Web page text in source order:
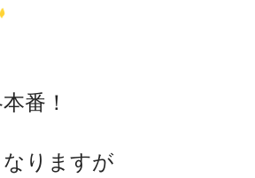
番！
りますが